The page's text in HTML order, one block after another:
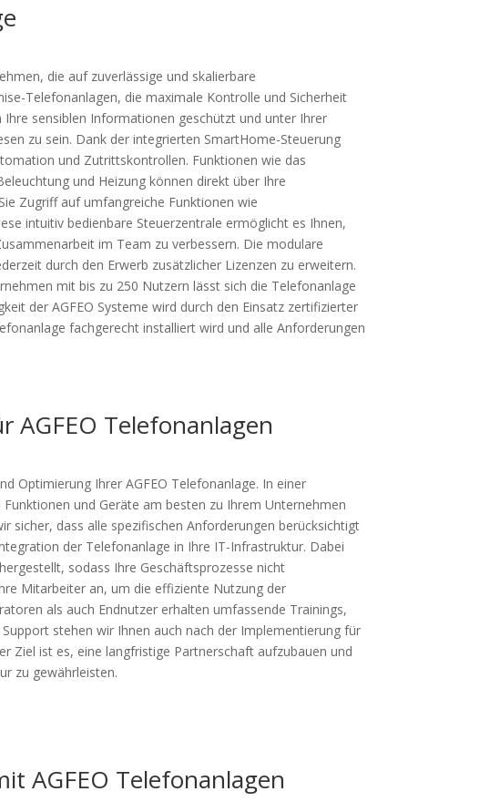
die auf zuverlässige und skalierbare
Telefonanlagen, die maximale Kontrolle und Sicherheit
sensiblen Informationen geschützt und unter Ihrer
zu sein. Dank der integrierten SmartHome-Steuerung
und Zutrittskontrollen. Funktionen wie das
und Heizung können direkt über Ihre
Zugriff auf umfangreiche Funktionen wie
intuitiv bedienbare Steuerzentrale ermöglicht es Ihnen,
im Team zu verbessern. Die modulare
durch den Erwerb zusätzlicher Lizenzen zu erweitern.
mit bis zu 250 Nutzern lässt sich die Telefonanlage
der AGFEO Systeme wird durch den Einsatz zertifizierter
fachgerecht installiert wird und alle Anforderungen
AGFEO Telefonanlagen
Optimierung Ihrer AGFEO Telefonanlage. In einer
und Geräte am besten zu Ihrem Unternehmen
sicher, dass alle spezifischen Anforderungen berücksichtigt
der Telefonanlage in Ihre IT-Infrastruktur. Dabei
sodass Ihre Geschäftsprozesse nicht
Mitarbeiter an, um die effiziente Nutzung der
als auch Endnutzer erhalten umfassende Trainings,
stehen wir Ihnen auch nach der Implementierung für
Ziel ist es, eine langfristige Partnerschaft aufzubauen und
zu gewährleisten.
AGFEO Telefonanlagen